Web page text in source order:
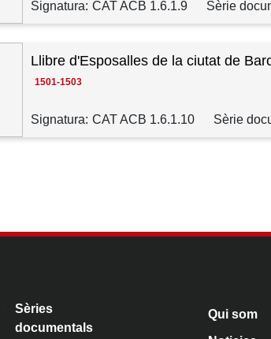
Signatura: CAT ACB 1.6.1.9 Sèrie
Llibre d'Esposalles de la ciutat de
1501-1503
Signatura: CAT ACB 1.6.1.10 Sèrie
Sèries
documentals
Qui som